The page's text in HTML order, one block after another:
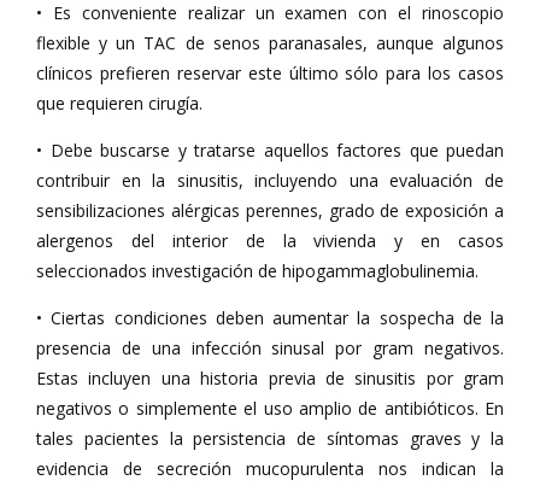
• Es conveniente realizar un examen con el rinoscopio
flexible y un TAC de senos paranasales, aunque algunos
clínicos prefieren reservar este último sólo para los casos
que requieren cirugía.
• Debe buscarse y tratarse aquellos factores que puedan
contribuir en la sinusitis, incluyendo una evaluación de
sensibilizaciones alérgicas perennes, grado de exposición a
alergenos del interior de la vivienda y en casos
seleccionados investigación de hipogammaglobulinemia.
• Ciertas condiciones deben aumentar la sospecha de la
presencia de una infección sinusal por gram negativos.
Estas incluyen una historia previa de sinusitis por gram
negativos o simplemente el uso amplio de antibióticos. En
tales pacientes la persistencia de síntomas graves y la
evidencia de secreción mucopurulenta nos indican la